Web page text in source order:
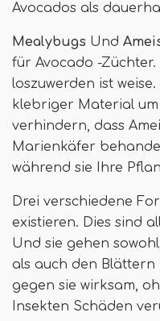
Avocados als
Mealybugs Und
für Avocado -
loszuwerden ist
klebriger Material
verhindern, dass
Marienkäfer
während sie Ihre
Drei verschiedene
existieren. Dies sind
Und sie gehen
als auch den Blättern
gegen sie wirksam,
Insekten Schäden